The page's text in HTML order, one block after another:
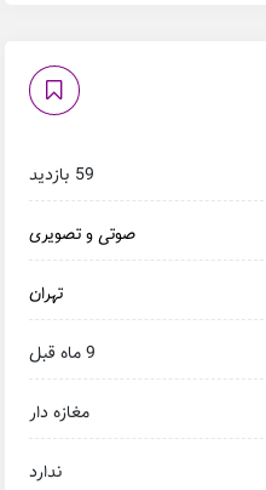
59 بازدید
صوتی و تصویری
تهران
9 ماه قبل
مغازه دار
ندارد